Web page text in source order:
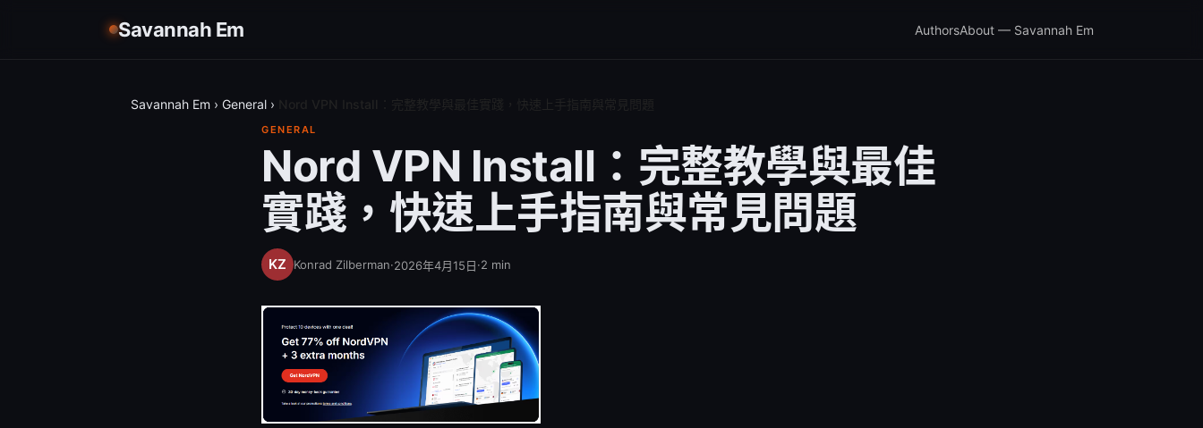
Savannah Em AuthorsAbout — Savannah Em
Savannah Em › General ›
GENERAL
Nord VPN Install：完整教學與最佳
實踐，快速上手指南與常見問題
Konrad Zilberman·2026年4月15日·2 min